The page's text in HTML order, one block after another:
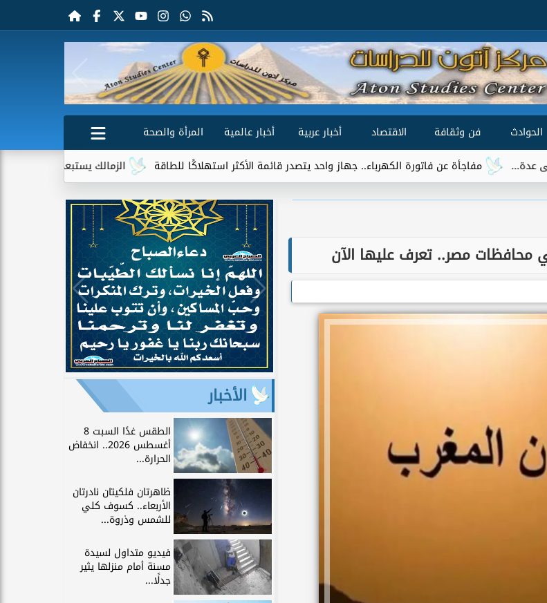
الحوادث فن وثقافة الاقتصاد أخبار عربية أخبار عالمية
المرأة والصحة
الزمالك يستبعد 4 لاعبين شباب من حساباته في الموسم الجديد
مفاجأة عن فاتورة الكهرباء.. جهاز واحد يتصدر قائمة الأكثر استهلاكًا للطاقة
الأخبار
الطقس غدًا السبت 8
أغسطس 2026.. انخفاض
الحرارة...
ظاهرتان فلكيتان نادرتان
الأربعاء.. كسوف كلي
للشمس وذروة...
فيديو متداول لسيدة
مسنة أمام منزلها يثير
جدلًا...